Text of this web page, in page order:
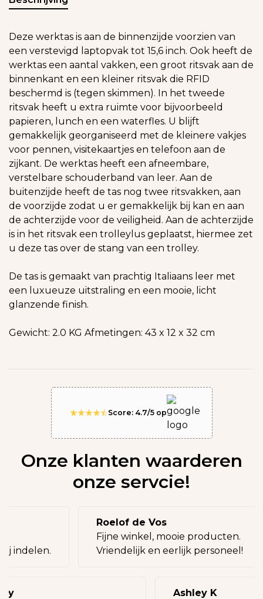
Deze werktas is aan de binnenzijde voorzien van
een verstevigd laptopvak tot 15,6 inch. Ook heeft de
werktas een aantal vakken, een groot ritsvak aan de
binnenkant en een kleiner ritsvak die RFID
beschermd is (tegen skimmen). In het tweede
ritsvak heeft u extra ruimte voor bijvoorbeeld
papieren, lunch en een waterfles. U blijft
gemakkelijk georganiseerd met de kleinere vakjes
voor pennen, visitekaartjes en telefoon aan de
zijkant. De werktas heeft een afneembare,
verstelbare schouderband van leer. Aan de
buitenzijde heeft de tas nog twee ritsvakken, aan
de voorzijde zodat u er gemakkelijk bij kan en aan
de achterzijde voor de veiligheid. Aan de achterzijde
is in het ritsvak een trolleylus geplaatst, hiermee zet
u deze tas over de stang van een trolley.
De tas is gemaakt van prachtig Italiaans leer met
een luxueuze uitstraling en een mooie, licht
glanzende finish.
Gewicht: 2.0 KG Afmetingen: 43 x 12 x 32 cm
Score: 4.7/5 op
Onze klanten waarderen
onze servcie!
indelen.
Roelof de Vos
Fijne winkel, mooie producten.
Vriendelijk en eerlijk personeel!
Ashley K